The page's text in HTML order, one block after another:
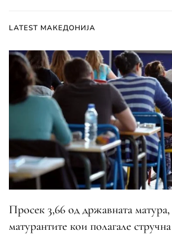
LATEST МАКЕДОНИЈА
Просек 3,66 од државната
матурантите кои полагале